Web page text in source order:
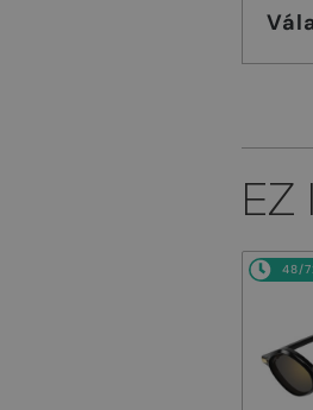
EZ
48/